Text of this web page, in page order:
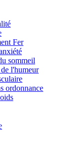
Fer
sommeil
l'humeur
ordonnance